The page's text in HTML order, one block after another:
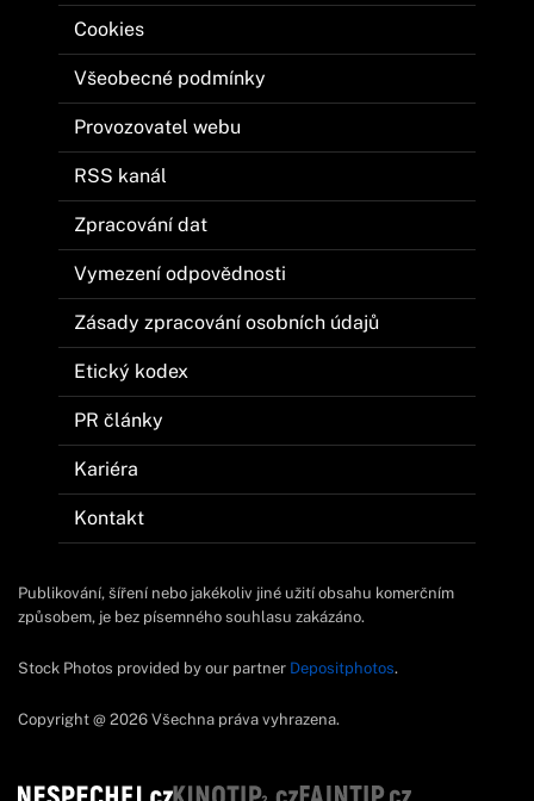
Cookies
Všeobecné podmínky
Provozovatel webu
RSS kanál
Zpracování dat
Vymezení odpovědnosti
Zásady zpracování osobních údajů
Etický kodex
PR články
Kariéra
Kontakt
Publikování, šíření nebo jakékoliv jiné užití obsahu komerčním
způsobem, je bez písemného souhlasu zakázáno.
Stock Photos provided by our partner Depositphotos.
Copyright @ 2026 Všechna práva vyhrazena.